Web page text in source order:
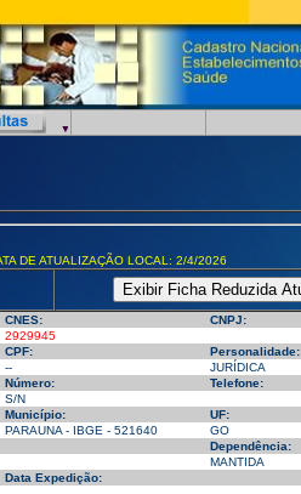
DE ATUALIZAÇÃO LOCAL: 2/4/2026
CNES:
CNPJ:
2929945
CPF:
Personalidade:
--
JURÍDICA
Número:
Telefone:
S/N
Município:
UF:
PARAUNA - IBGE - 521640
GO
Dependência:
MANTIDA
Data Expedição: